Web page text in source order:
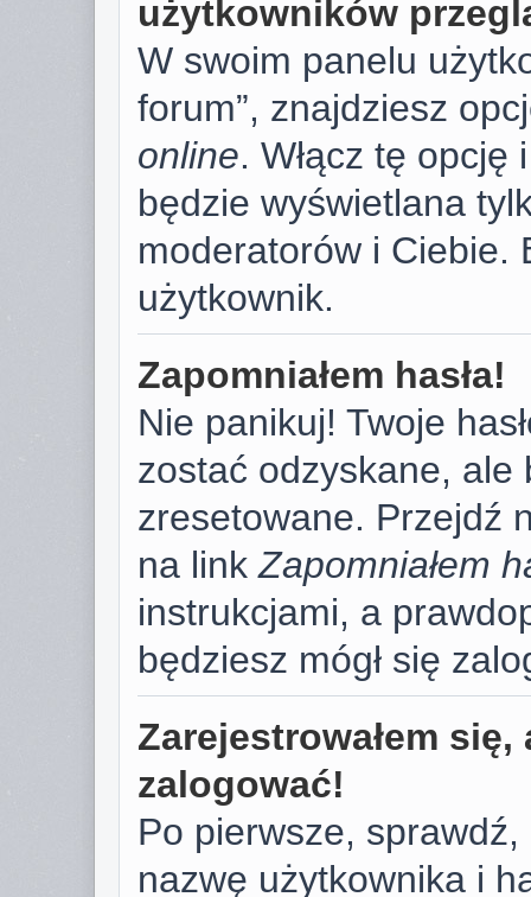
użytkowników
W swoim panelu
forum”, znajdziesz
online. Włącz tę
będzie wyświetlana
moderatorów i Ciebie.
użytkownik.
Zapomniałem hasła!
Nie panikuj! Twoje
zostać odzyskane,
zresetowane. Przejdź
na linkZapomniałem
instrukcjami, a
będziesz mógł się
Zarejestrowałem
zalogować!
Po pierwsze,
nazwę użytkownika i